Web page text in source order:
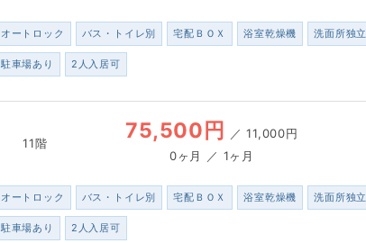
オートロック バス・トイレ別 宅配ＢＯＸ 浴室乾燥機 洗面所独立
駐車場あり 2人入居可
11階 75,500円 ／11,000円
0ヶ月 ／ 1ヶ月
オートロック バス・トイレ別 宅配ＢＯＸ 浴室乾燥機 洗面所独立
駐車場あり 2人入居可